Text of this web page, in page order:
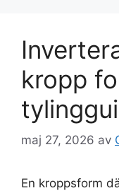
kropp
maj 27, 2026 av
En kroppsform